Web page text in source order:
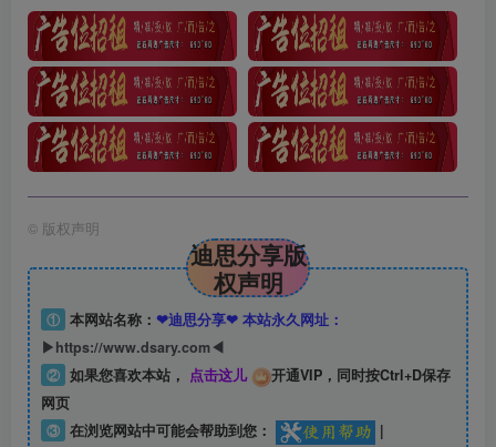
© 版权声明
迪思分享版
权声明
① 本网站名称： ❤迪思分享❤ 本站永久网址：
▶https://www.dsary.com◀
② 如果您喜欢本站， 点击这儿
开通VIP，同时按Ctrl+D保存
网页
③ 在浏览网站中可能会帮助到您：
|